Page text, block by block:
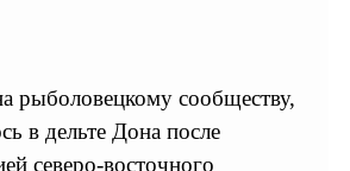
рыболовецкому сообществу,
в дельте Дона после
северо-восточного